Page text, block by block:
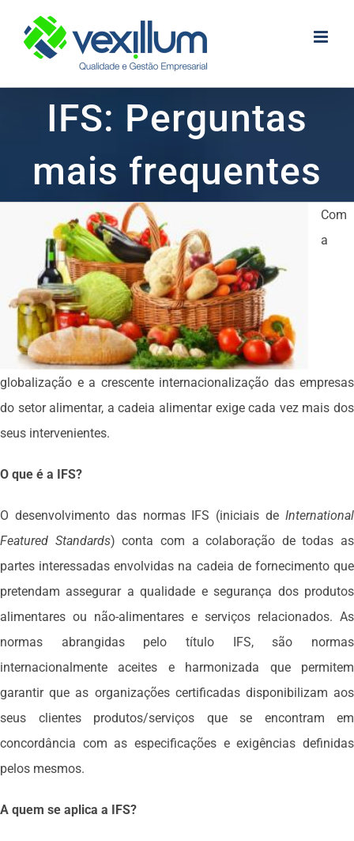
content
IFS: Perguntas
mais frequentes
Com
a
globalização e a crescente internacionalização das empresas
do setor alimentar, a cadeia alimentar exige cada vez mais dos
seus intervenientes.
O que é a IFS?
O desenvolvimento das normas IFS (iniciais de International
Featured Standards) conta com a colaboração de todas as
partes interessadas envolvidas na cadeia de fornecimento que
pretendam assegurar a qualidade e segurança dos produtos
alimentares ou não-alimentares e serviços relacionados. As
normas abrangidas pelo título IFS, são normas
internacionalmente aceites e harmonizada que permitem
garantir que as organizações certificadas disponibilizam aos
seus clientes produtos/serviços que se encontram em
concordância com as especificações e exigências definidas
pelos mesmos.
A quem se aplica a IFS?